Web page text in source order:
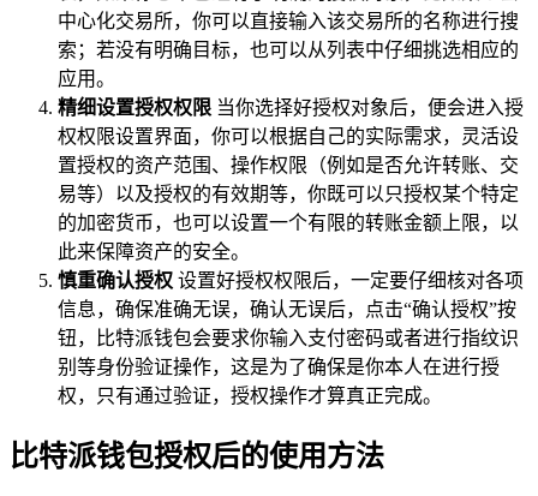
中心化交易所，你可以直接输入该交易所的名称进行搜
索；若没有明确目标，也可以从列表中仔细挑选相应的
应用。
精细设置授权权限 当你选择好授权对象后，便会进入授
权权限设置界面，你可以根据自己的实际需求，灵活设
置授权的资产范围、操作权限（例如是否允许转账、交
易等）以及授权的有效期等，你既可以只授权某个特定
的加密货币，也可以设置一个有限的转账金额上限，以
此来保障资产的安全。
慎重确认授权 设置好授权权限后，一定要仔细核对各项
信息，确保准确无误，确认无误后，点击“确认授权”按
钮，比特派钱包会要求你输入支付密码或者进行指纹识
别等身份验证操作，这是为了确保是你本人在进行授
权，只有通过验证，授权操作才算真正完成。
比特派钱包授权后的使用方法